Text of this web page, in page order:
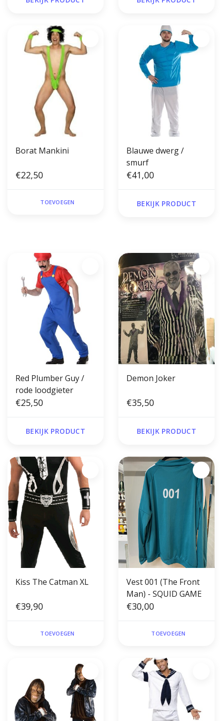
Borat Mankini
€22,50
TOEVOEGEN
Blauwe dwerg /
smurf
€41,00
BEKIJK PRODUCT
Red Plumber Guy /
rode loodgieter
€25,50
BEKIJK PRODUCT
Demon Joker
€35,50
BEKIJK PRODUCT
Kiss The Catman XL
€39,90
TOEVOEGEN
Vest 001 (The Front
Man) - SQUID GAME
€30,00
TOEVOEGEN